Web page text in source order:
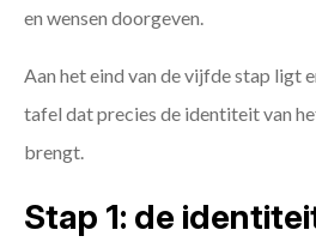
en wensen doorgeven.
Aan het eind van de vijfde stap ligt
tafel dat precies de identiteit van
brengt.
Stap 1: de